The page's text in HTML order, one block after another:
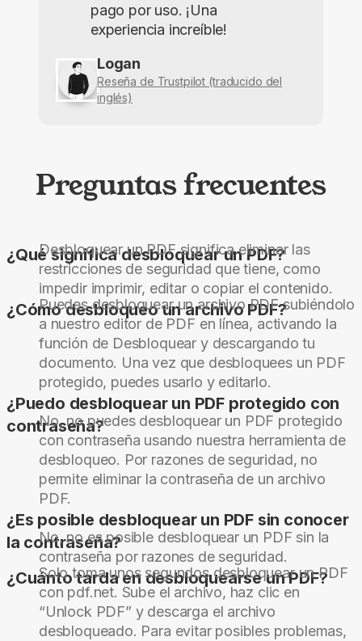
pago por uso. ¡Una
experiencia increíble!
Logan
Reseña de Trustpilot (traducido del
inglés)
Preguntas frecuentes
¿Qué significa desbloquear un PDF?
Desbloquear un PDF significa eliminar las
restricciones de seguridad que tiene, como
impedir imprimir, editar o copiar el contenido.
¿Cómo desbloqueo un archivo PDF?
Puedes desbloquear un archivo PDF subiéndolo
a nuestro editor de PDF en línea, activando la
función de Desbloquear y descargando tu
documento. Una vez que desbloquees un PDF
protegido, puedes usarlo y editarlo.
¿Puedo desbloquear un PDF protegido con
contraseña?
No, no puedes desbloquear un PDF protegido
con contraseña usando nuestra herramienta de
desbloqueo. Por razones de seguridad, no
permite eliminar la contraseña de un archivo
PDF.
¿Es posible desbloquear un PDF sin conocer
la contraseña?
No, no es posible desbloquear un PDF sin la
contraseña por razones de seguridad.
¿Cuánto tarda en desbloquearse un PDF?
Solo toma unos segundos desbloquear un PDF
con pdf.net. Sube el archivo, haz clic en
“Unlock PDF” y descarga el archivo
desbloqueado. Para evitar posibles problemas,